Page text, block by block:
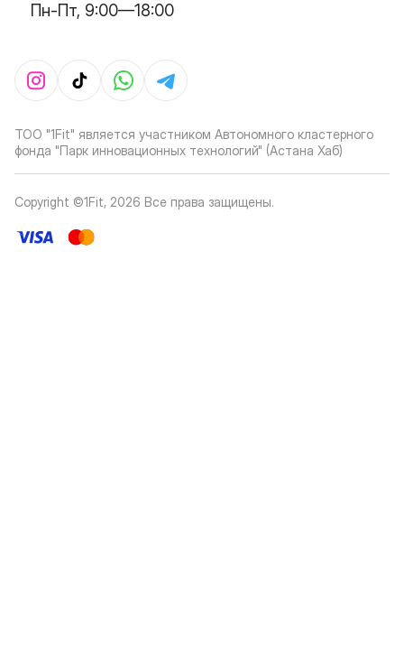
Пн-Пт, 9:00—18:00
ТОО "1Fit" является участником Автономного кластерного
фонда "Парк инновационных технологий" (Астана Хаб)
Copyright ©1Fit, 2026 Все права защищены.